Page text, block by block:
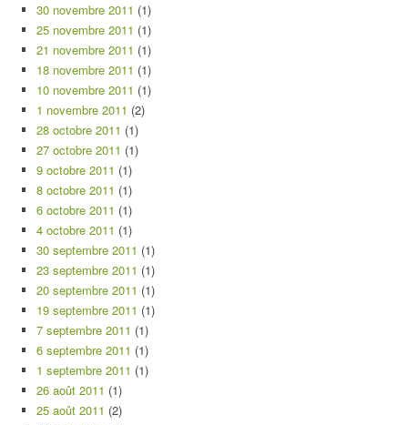
30 novembre 2011 (1)
25 novembre 2011 (1)
21 novembre 2011 (1)
18 novembre 2011 (1)
10 novembre 2011 (1)
1 novembre 2011 (2)
28 octobre 2011 (1)
27 octobre 2011 (1)
9 octobre 2011 (1)
8 octobre 2011 (1)
6 octobre 2011 (1)
4 octobre 2011 (1)
30 septembre 2011 (1)
23 septembre 2011 (1)
20 septembre 2011 (1)
19 septembre 2011 (1)
7 septembre 2011 (1)
6 septembre 2011 (1)
1 septembre 2011 (1)
26 août 2011 (1)
25 août 2011 (2)